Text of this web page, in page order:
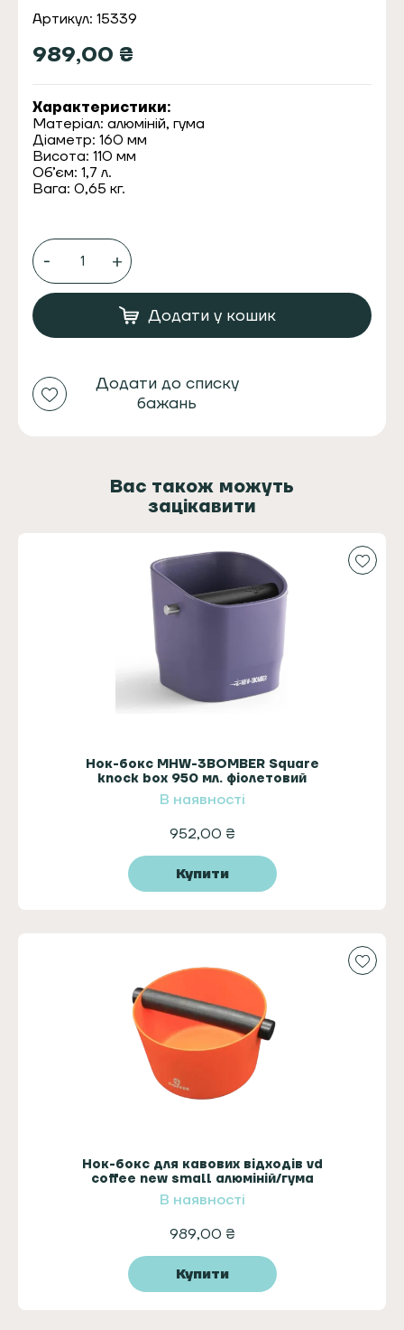
Артикул: 15339
989,00 ₴
Характеристики:
Матеріал: алюміній, гума
Діаметр: 160 мм
Висота: 110 мм
Об’єм: 1,7 л.
Вага: 0,65 кг.
Нок-
бокс
для
кавових
відходів
vd
small
алюміній/
гума
Додати у кошик
Додати до списку
бажань
Вас також можуть
зацікавити
Нок-бокс MHW-3BOMBER Square
knock box 950 мл. фіолетовий
В наявності
952,00 ₴
Купити
Нок-бокс для кавових відходів vd
coffee new small алюміній/гума
жовтогарячий
В наявності
989,00 ₴
Купити